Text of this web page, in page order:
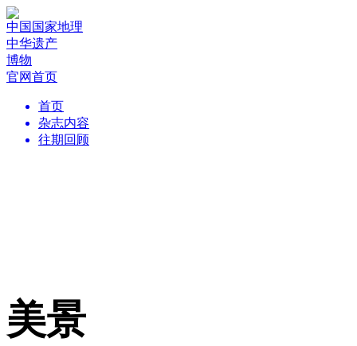
中国国家地理
中华遗产
博物
官网首页
首页
杂志内容
往期回顾
美景